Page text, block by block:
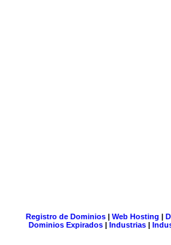
Registro de Dominios| Web Hosting |
Dominios Expirados | Industrias |